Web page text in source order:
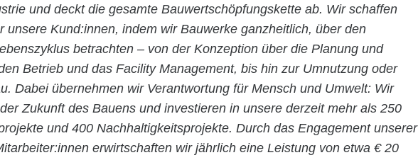
und deckt die gesamte Bauwertschöpfungskette ab. Wir schaffen
unsere Kund:innen, indem wir Bauwerke ganzheitlich, über den
betrachten – von der Konzeption über die Planung und
Betrieb und das Facility Management, bis hin zur Umnutzung oder
Dabei übernehmen wir Verantwortung für Mensch und Umwelt: Wir
Zukunft des Bauens und investieren in unsere derzeit mehr als 250
und 400 Nachhaltigkeitsprojekte. Durch das Engagement unserer
erwirtschaften wir jährlich eine Leistung von etwa € 20